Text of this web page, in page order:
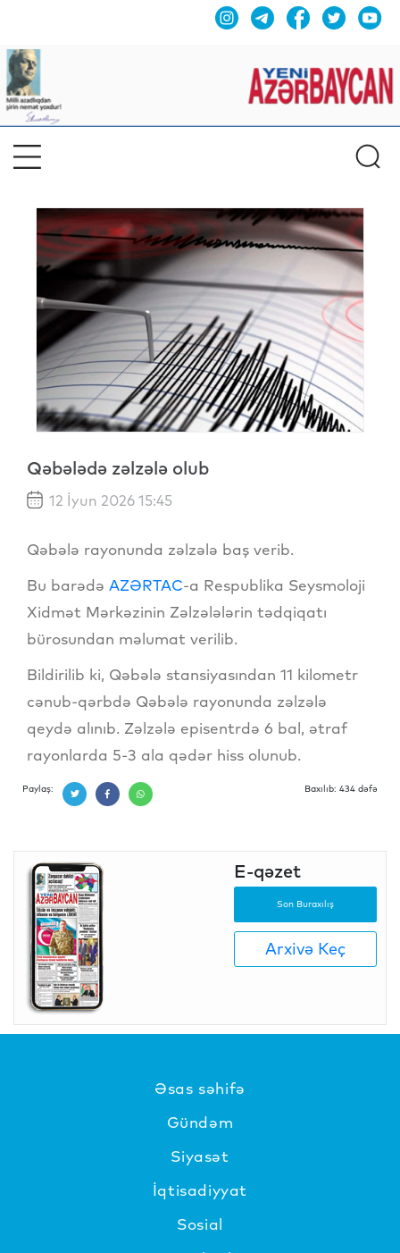
Qəbələdə zəlzələ olub
12 İyun 2026 15:45
Qəbələ rayonunda zəlzələ baş verib.
Bu barədə AZƏRTAC-a Respublika Seysmoloji
Xidmət Mərkəzinin Zəlzələlərin tədqiqatı
bürosundan məlumat verilib.
Bildirilib ki, Qəbələ stansiyasından 11 kilometr
cənub-qərbdə Qəbələ rayonunda zəlzələ
qeydə alınıb. Zəlzələ episentrdə 6 bal, ətraf
rayonlarda 5-3 ala qədər hiss olunub.
Paylaş: Baxılıb: 434 dəfə
E-qəzet
Son Buraxılış
Arxivə Keç
Əsas səhifə
Gündəm
Siyasət
İqtisadiyyat
Sosial